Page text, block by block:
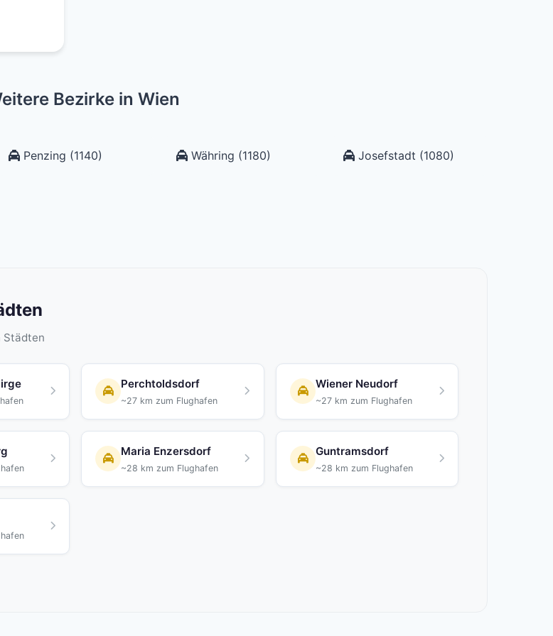
Bezirke in Wien
Penzing (1140) Währing (1180) Josefstadt (1080)
Städten
Perchtoldsdorf
~27 km zum Flughafen
Wiener Neudorf
~27 km zum Flughafen
Maria Enzersdorf
~28 km zum Flughafen
Guntramsdorf
~28 km zum Flughafen